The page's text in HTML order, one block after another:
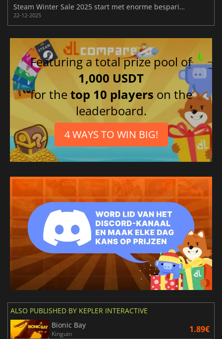
Steam Winter Sale 2025 start met enorme besparingen in de hele winkel
22-12-2025
Featuring a total prize pool of
1,000 USDT
for thetop 10 players on the
leaderboard.
4 WAYS TO WIN BIG!
ALSO PUBLISHED BY KEPLER INTERACTIVE
Bionic Bay
Kinguin 1.89€